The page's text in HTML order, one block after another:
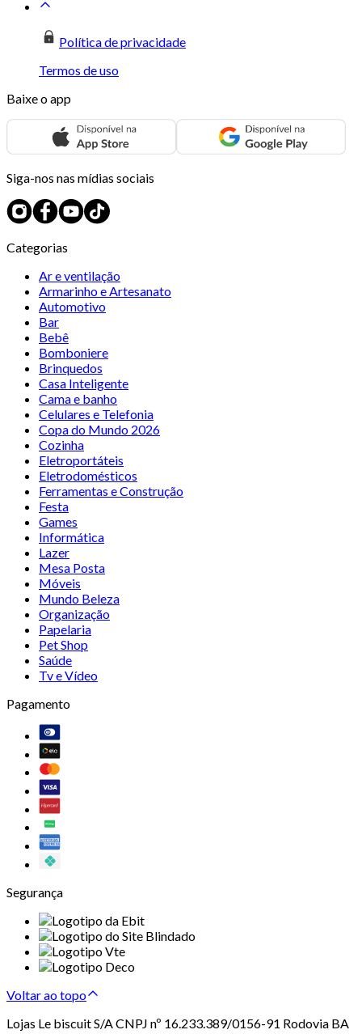
Política de privacidade
Termos de uso
Baixe o app
Siga-nos nas mídias sociais
Categorias
Ar e ventilação
Armarinho e Artesanato
Automotivo
Bar
Bebê
Bomboniere
Brinquedos
Casa Inteligente
Cama e banho
Celulares e Telefonia
Copa do Mundo 2026
Cozinha
Eletroportáteis
Eletrodomésticos
Ferramentas e Construção
Festa
Games
Informática
Lazer
Mesa Posta
Móveis
Mundo Beleza
Organização
Papelaria
Pet Shop
Saúde
Tv e Vídeo
Pagamento
Segurança
Voltar ao topo
Lojas Le biscuit S/A CNPJ nº 16.233.389/0156-91 Rodovia BA